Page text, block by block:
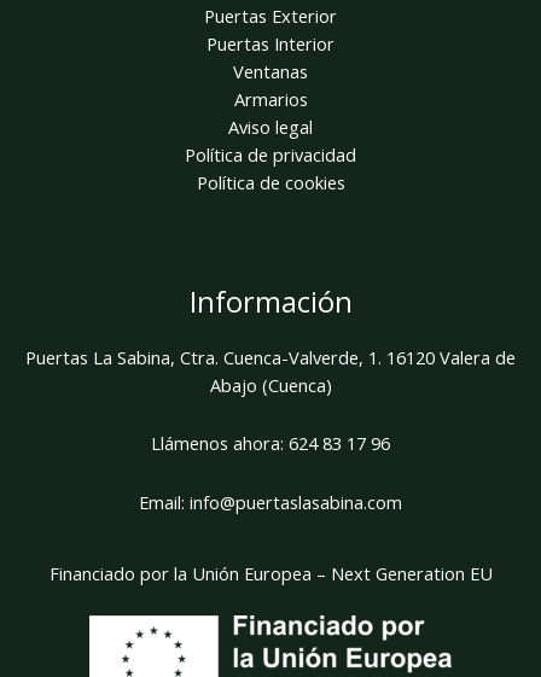
Puertas Exterior
Puertas Interior
Ventanas
Armarios
Aviso legal
Política de privacidad
Política de cookies
Información
Puertas La Sabina, Ctra. Cuenca-Valverde, 1. 16120 Valera de
Abajo (Cuenca)
Llámenos ahora: 624 83 17 96
Email: info@puertaslasabina.com
Financiado por la Unión Europea – Next Generation EU